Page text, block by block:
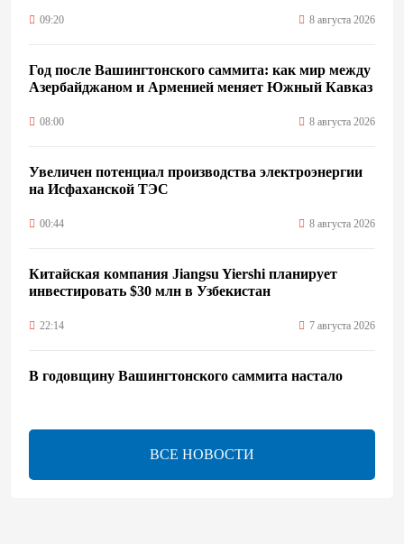
09:20 8 августа 2026
Год после Вашингтонского саммита: как мир между
Азербайджаном и Арменией меняет Южный Кавказ
08:00 8 августа 2026
Увеличен потенциал производства электроэнергии
на Исфаханской ТЭС
00:44 8 августа 2026
Китайская компания Jiangsu Yiershi планирует
инвестировать $30 млн в Узбекистан
22:14 7 августа 2026
В годовщину Вашингтонского саммита настало
ВСЕ НОВОСТИ